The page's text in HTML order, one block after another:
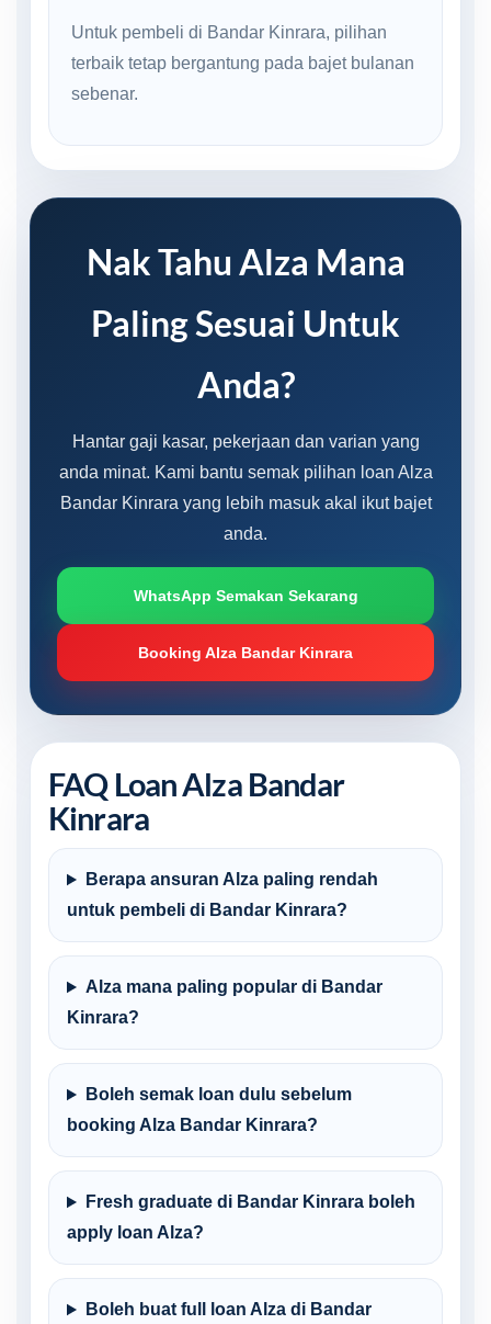
Untuk pembeli di Bandar Kinrara, pilihan
terbaik tetap bergantung pada bajet bulanan
sebenar.
Nak Tahu Alza Mana
Paling Sesuai Untuk
Anda?
Hantar gaji kasar, pekerjaan dan varian yang
anda minat. Kami bantu semak pilihan loan Alza
Bandar Kinrara yang lebih masuk akal ikut bajet
anda.
WhatsApp Semakan Sekarang
Booking Alza Bandar Kinrara
FAQ Loan Alza Bandar
Kinrara
Berapa ansuran Alza paling rendah
untuk pembeli di Bandar Kinrara?
Alza mana paling popular di Bandar
Kinrara?
Boleh semak loan dulu sebelum
booking Alza Bandar Kinrara?
Fresh graduate di Bandar Kinrara boleh
apply loan Alza?
Boleh buat full loan Alza di Bandar